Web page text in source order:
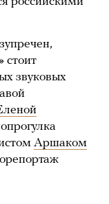
стоит
звуковых
Аршаком